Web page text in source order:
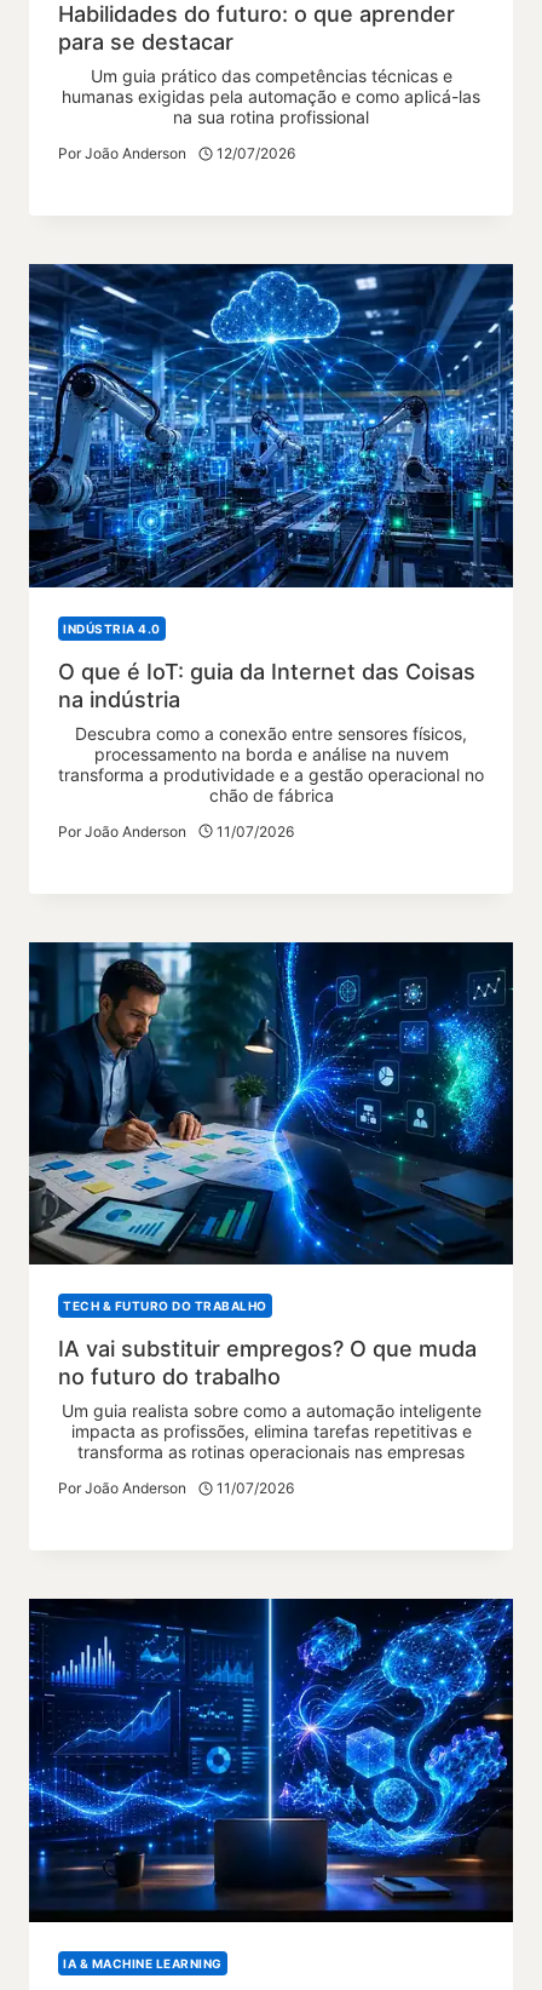
Habilidades do futuro: o que aprender
para se destacar
Um guia prático das competências técnicas e
humanas exigidas pela automação e como aplicá-las
na sua rotina profissional
Por João Anderson 12/07/2026
INDÚSTRIA 4.0
O que é IoT: guia da Internet das Coisas
na indústria
Descubra como a conexão entre sensores físicos,
processamento na borda e análise na nuvem
transforma a produtividade e a gestão operacional no
chão de fábrica
Por João Anderson 11/07/2026
TECH & FUTURO DO TRABALHO
IA vai substituir empregos? O que muda
no futuro do trabalho
Um guia realista sobre como a automação inteligente
impacta as profissões, elimina tarefas repetitivas e
transforma as rotinas operacionais nas empresas
Por João Anderson 11/07/2026
IA & MACHINE LEARNING